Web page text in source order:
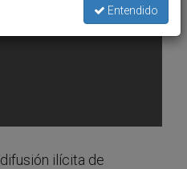
ilícita de
Entendido